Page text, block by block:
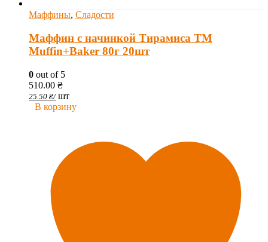
Маффины, Сладости
Маффин с начинкой Тирамиса ТМ
Muffin+Baker 80г 20шт
0 out of 5
510.00 ₴
25.50 ₴/ шт
В корзину